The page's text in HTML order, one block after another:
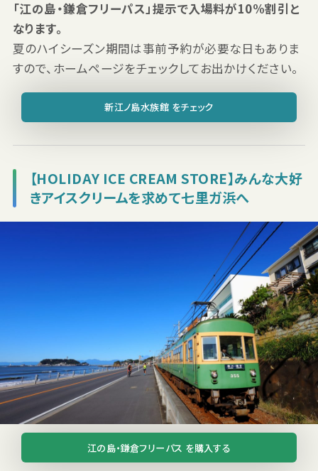
「江の島・鎌倉フリーパス」提示で入場料が10%割引と
なります。
夏のハイシーズン期間は事前予約が必要な日もありま
すので、ホームページをチェックしてお出かけください。
新江ノ島水族館 をチェック
【HOLIDAY ICE CREAM STORE】みんな大好
きアイスクリームを求めて七里ガ浜へ
▲江ノ電江ノ島駅から七里ヶ浜駅へ。写真 ©Ichikawa
江の島・鎌倉フリーパス を購入する